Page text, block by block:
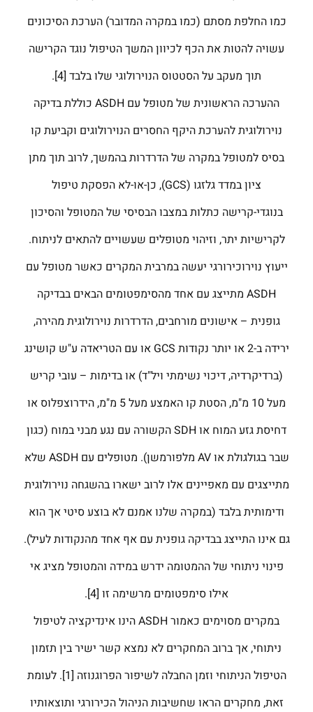
כמו החלפת מסתם (כמו במקרה המדובר) הערכת הסיכונים
עשויה להטות את הכף לכיוון המשך הטיפול נוגד הקרישה
תוך מעקב על הסטטוס הנוירולוגי שלו בלבד [4].
ההערכה הראשונית של מטופל עם ASDH כוללת בדיקה
נוירולוגית להערכת היקף החסרים הנוירולוגים וקביעת קו
בסיס למטופל במקרה של הדרדרות בהמשך, לרוב תוך מתן
ציון במדד גלזגו (GCS), כן-או-לא הפסקת טיפול
בנוגדי-קרישה כתלות במצבו הבסיסי של המטופל והסיכון
לקרישיות יתר, וזיהוי מטופלים שעשויים להתאים לניתוח.
ייעוץ נוירוכירורגי יעשה במרבית המקרים כאשר מטופל עם
ASDH מתייצג עם אחד מהסימפטומים הבאים בבדיקה
גופנית – אישונים מורחבים, הדרדרות נוירולוגית מהירה,
ירידה ב-2 או יותר נקודות GCS או עם הטריאדה ע"ש קושינג
(ברדיקרדיה, דיכוי נשימתי ויל"ד) או בדימות – עובי קריש
מעל 10 מ"מ, הסטת קו האמצע מעל 5 מ"מ, הידרוצפלוס או
דחיסת גזע המוח או SDH הקשורה עם נגע מבני במוח (כגון
שבר בגולגולת או AV מלפורמשן). מטופלים עם ASDH שלא
מתייצגים עם מאפיינים אלו לרוב ישארו בהשגחה נוירולוגית
ודימותית בלבד (במקרה שלנו אמנם לא בוצע סיטי אך הוא
גם אינו התייצג בבדיקה גופנית עם אף אחד מהנקודות לעיל).
פינוי ניתוחי של ההמטומה ידרש במידה והמטופל מציג אי
אילו סימפטומים מרשימה זו [4].
במקרים מסוימים כאמור ASDH הינו אינדיקציה לטיפול
ניתוחי, אך ברוב המחקרים לא נמצא קשר ישיר בין תזמון
הטיפול הניתוחי וזמן החבלה לשיפור הפרוגנוזה [1]. לעומת
זאת, מחקרים הראו שחשיבות הניהול הכירורגי ותוצאותיו